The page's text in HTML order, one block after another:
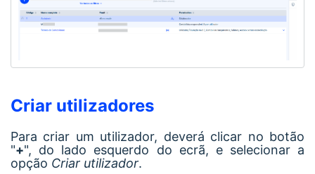
Criar utilizadores
Para criar um utilizador, deverá clicar no botão
"+", do lado esquerdo do ecrã, e selecionar a
opção Criar utilizador.